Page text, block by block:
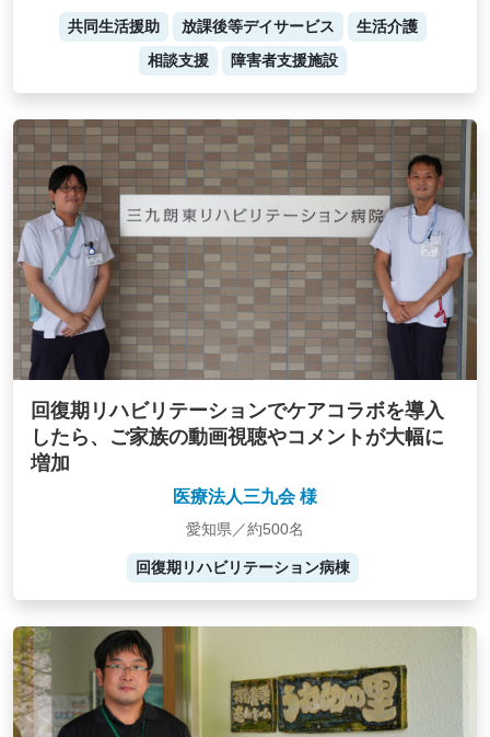
共同生活援助 放課後等デイサービス
生活介護
相談支援
障害者支援施設
回復期リハビリテーションでケアコラボを導入
したら、ご家族の動画視聴やコメントが大幅に
増加
医療法人三九会 様
愛知県／約500名
回復期リハビリテーション病棟